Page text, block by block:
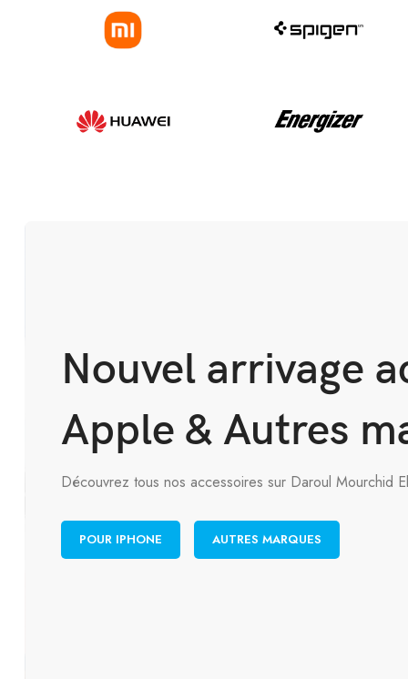
Nouvel arrivage
Apple & Autres
Découvrez tous nos accessoires sur Daroul Mourchid
POUR IPHONE AUTRES MARQUES